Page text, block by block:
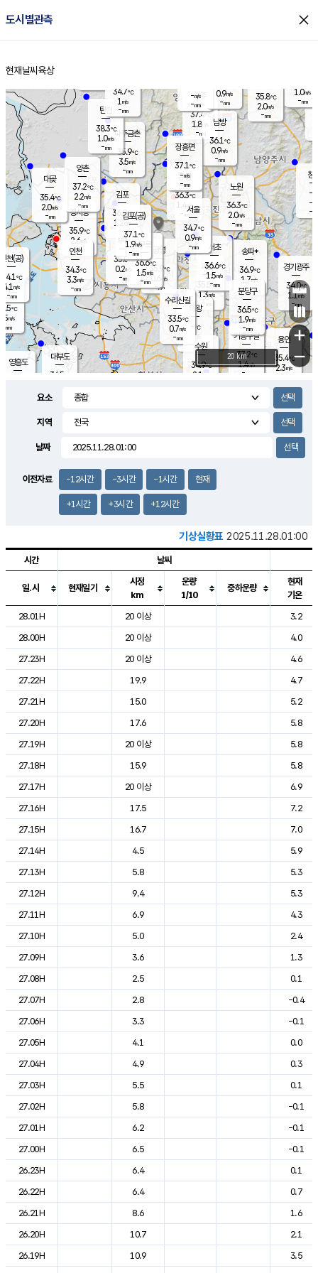
도시별관측 close
홈
현재날씨 육상
의도
℃
m/s
mm
영흥도
양주
37.4℃
1.8
-mm
과천
35.5℃
1.3m/s
- mm
용인
35.4℃
2.3m/s
경기광주
34.0℃
1.1m/s
-mm
1.3m/s
대부도
34.5
경서동
35.9℃
2.6 m/s
-mm
파주금촌
35.9℃
3.5m/s
-mm
35.8℃
2.0m/s
-mm
대곶
35.4℃
2.0m/s
-mm
창
-
-m/
-
탄현
38.3℃
1.0m/s
-mm
1.0m/s
-mm
의왕
- ℃
m/s
mm
김포
36.0℃
1.2 m/s
mm
광명
35.9 ℃
0.6 m/s
-mm
부천
35.0℃
0.2m/s
-mm
양촌
37.2℃
2.2m/s
-mm
구로
36.6℃
1.5m/s
-mm
은평
36.3℃
1.4 m/s
- mm
노원
36.3℃
2.0m/s
-mm
송파*
36.9℃
1.7m/s
-mm
서초
36.6℃
1.5m/s
-mm
남방
36.1℃
0.9m/s
-mm
기흥구갈
37.2℃
1.4m/s
-
수리산길
33.5℃
0.7m/s
-mm
분당구
36.5℃
1.9m/s
-mm
장흥면
37.1℃
-m/s
-mm
-m/s
-mm
인천(공)
34.1℃
4.1 m/s
-mm
김포(공)
37.1℃
1.9m/s
-mm
수원
34.9℃
2.1 m/s
인천
34.3℃
3.3m/s
-mm
서울
34.7℃
0.9m/s
-mm
34.7℃
1 m/s
-mm
0.9m/s
-mm
+
−
20 km
요소
지역
날짜
이전자료 -12시간 -3시간 -1시간 현재
+1시간 +3시간 +12시간
기상실황표 2025.11.28.01:00
도시별 기상실황표로 지점, 날씨, 기온, 강수, 바람, 기압등을 안내한 표입
시간 날씨
일.시 현재일기
시정
km
운량
1/10
중하운량
현재
기온
28.01H
20 이상
3.2
28.00H
20 이상
4.0
27.23H
20 이상
4.6
27.22H
19.9
4.7
27.21H
15.0
5.2
27.20H
17.6
5.8
27.19H
20 이상
5.8
27.18H
15.9
5.8
27.17H
20 이상
6.9
27.16H
17.5
7.2
27.15H
16.7
7.0
27.14H
4.5
5.9
27.13H
5.8
5.3
27.12H
9.4
5.3
27.11H
6.9
4.3
27.10H
5.0
2.4
27.09H
3.6
1.3
27.08H
2.5
0.1
27.07H
2.8
-0.4
27.06H
3.3
-0.1
27.05H
4.1
0.0
27.04H
4.9
0.3
27.03H
5.5
0.1
27.02H
5.8
-0.1
27.01H
6.2
-0.1
27.00H
6.5
-0.1
26.23H
6.4
0.1
26.22H
6.4
0.7
26.21H
8.6
1.6
26.20H
10.7
2.1
26.19H
10.9
3.5